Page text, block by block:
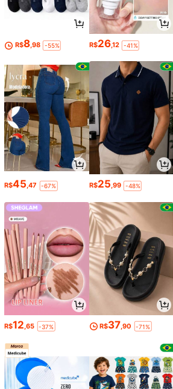
R$8,98 -55% R$26,12 -41%
R$45,47 -67% R$25,99 -48%
R$12 ,65 -37% R$37 ,90 -71%